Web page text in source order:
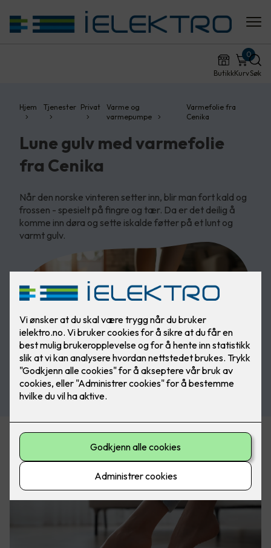
ButikkKurv
0
Søk
Hjem Tjenester Privat
Varme og
varmepumpe
Varmefolie fra
Cenika
Lune gulv med varmefolie
fra Cenika
Når den norske vinteren setter inn, blir man fort kald og
frossen - spesielt på fingre og tær. Da er det deilig å
komme inn døra og sette iskalde føtter på et lunt og
varmt gulv.